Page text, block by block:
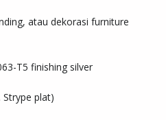
atau dekorasi furniture
Strype plat)